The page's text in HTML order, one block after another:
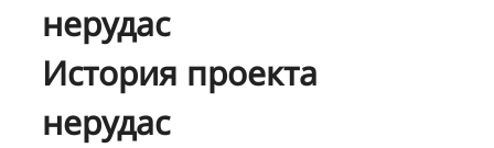
нерудас
История проекта
нерудас